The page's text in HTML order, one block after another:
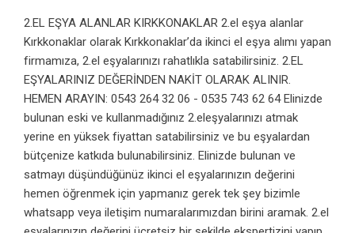
2.EL EŞYA ALANLAR KIRKKONAKLAR 2.el eşya alanlar
Kırkkonaklar olarak Kırkkonaklar’da ikinci el eşya alımı yapan
firmamıza, 2.el eşyalarınızı rahatlıkla satabilirsiniz. 2.EL
EŞYALARINIZ DEĞERİNDEN NAKİT OLARAK ALINIR.
HEMEN ARAYIN: 0543 264 32 06 - 0535 743 62 64 Elinizde
bulunan eski ve kullanmadığınız 2.eleşyalarınızı atmak
yerine en yüksek fiyattan satabilirsiniz ve bu eşyalardan
bütçenize katkıda bulunabilirsiniz. Elinizde bulunan ve
satmayı düşündüğünüz ikinci el eşyalarınızın değerini
hemen öğrenmek için yapmanız gerek tek şey bizimle
whatsapp veya iletişim numaralarımızdan birini aramak. 2.el